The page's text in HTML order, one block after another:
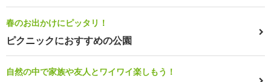
春のお出かけにピッタリ！
ピクニックにおすすめの公園
自然の中で家族や友人とワイワイ楽しもう！